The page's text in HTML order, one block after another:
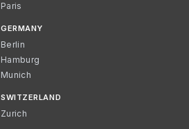
Paris
GERMANY
Berlin
Hamburg
Munich
SWITZERLAND
Zurich